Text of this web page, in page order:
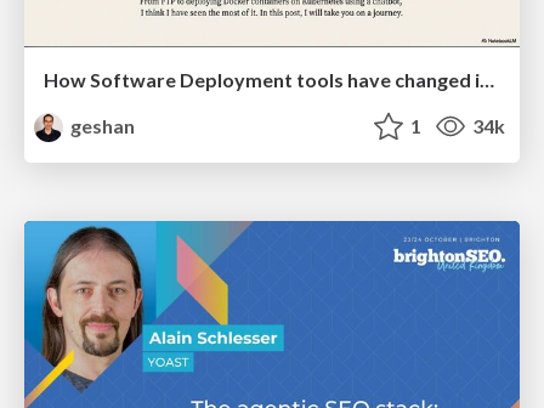
How Software Deployment tools have changed in the past 20 years
geshan
1 34k